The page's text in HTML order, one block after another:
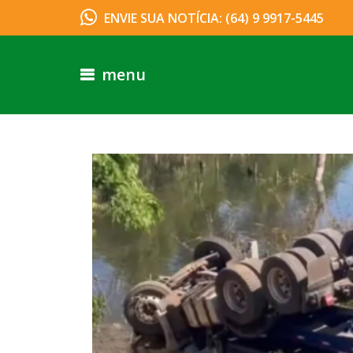
ENVIE SUA NOTÍCIA: (64) 9 9917-5445
menu